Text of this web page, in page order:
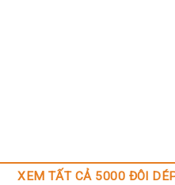
XEM TẤT CẢ 5000 ĐÔI